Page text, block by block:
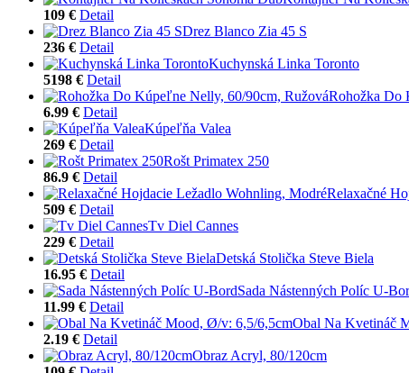
109 € Detail
Drez Blanco Zia 45 S
236 € Detail
Kuchynská Linka Toronto
5198 € Detail
Rohožka Do
6.99 € Detail
Kúpeľňa Valea
269 € Detail
Rošt Primatex 250
86.9 € Detail
Relaxačné
509 € Detail
Tv Diel Cannes
229 € Detail
Detská Stolička Steve Biela
16.95 € Detail
Sada Nástenných Políc U-
11.99 € Detail
Obal Na Kvetináč
2.19 € Detail
Obraz Acryl, 80/120cm